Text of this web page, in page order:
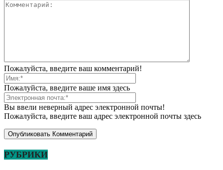
Пожалуйста, введите ваш комментарий!
Пожалуйста, введите ваше имя здесь
Вы ввели неверный адрес электронной почты!
Пожалуйста, введите ваш адрес электронной почты здесь
РУБРИКИ